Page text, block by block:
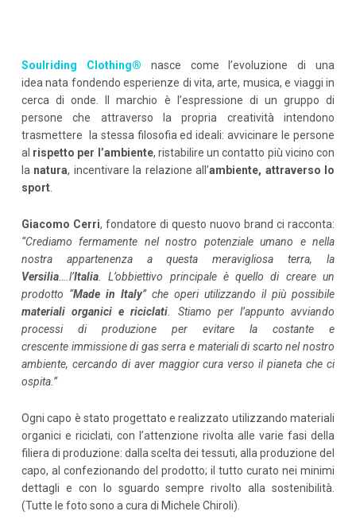
Soulriding Clothing® nasce come l’evoluzione di una
idea nata fondendo esperienze di vita, arte, musica, e viaggi in
cerca di onde. Il marchio è l’espressione di un gruppo di
persone che attraverso la propria creatività intendono
trasmettere la stessa filosofia ed ideali: avvicinare le persone
al rispetto per l’ambiente, ristabilire un contatto più vicino con
la natura, incentivare la relazione all’ambiente, attraverso lo
sport
Giacomo Cerri, fondatore di questo nuovo brand ci racconta:
“Crediamo fermamente nel nostro potenziale umano e nella
nostra appartenenza a questa meravigliosa terra, la
Versilia ….l’Italia . L’obbiettivo principale è quello di creare un
prodotto “Made in Italy” che operi utilizzando il più possibile
materiali organici e riciclati . Stiamo per l’appunto avviando
processi di produzione per evitare la costante e
crescente immissione di gas serra e materiali di scarto nel nostro
ambiente, cercando di aver maggior cura verso il pianeta che ci
ospita.”
Ogni capo è stato progettato e realizzato utilizzando materiali
organici e riciclati, con l’attenzione rivolta alle varie fasi della
filiera di produzione: dalla scelta dei tessuti, alla produzione del
capo, al confezionando del prodotto; il tutto curato nei minimi
dettagli e con lo sguardo sempre rivolto alla sostenibilità.
(Tutte le foto sono a cura di Michele Chiroli).